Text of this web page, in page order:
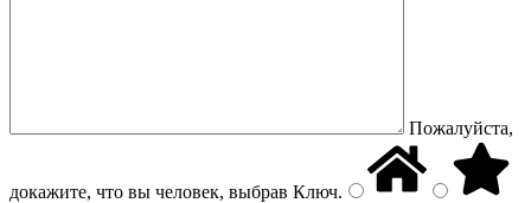
Пожалуйста,
докажите, что вы человек, выбрав Ключ.